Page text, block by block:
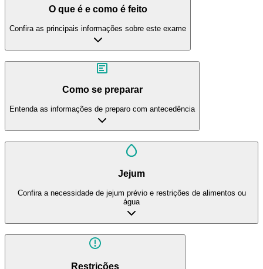
O que é e como é feito
Confira as principais informações sobre este exame
Como se preparar
Entenda as informações de preparo com antecedência
Jejum
Confira a necessidade de jejum prévio e restrições de alimentos ou
água
Restrições